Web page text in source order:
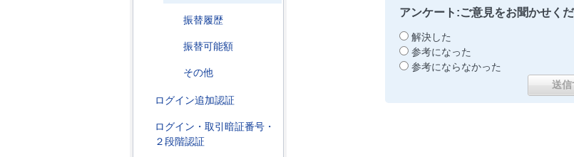
振替履歴
振替可能額
その他
ログイン追加認証
ログイン・取引暗証番号・
２段階認証
アンケート:ご意見をお聞かせく
解決した
参考になった
参考にならなかった